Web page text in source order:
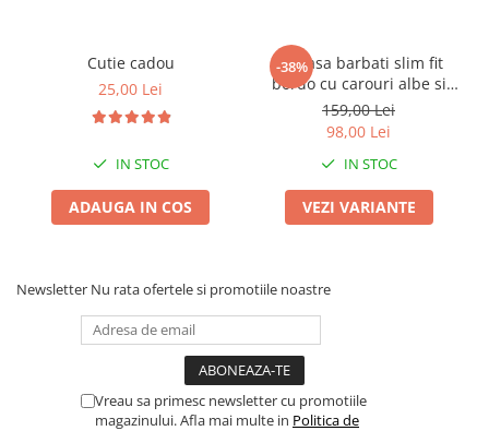
Cutie cadou
25,00 Lei
IN STOC
ADAUGA IN COS
-38%
Camasa barbati slim fit
bordo cu carouri albe si
bleumarin
159,00 Lei
98,00 Lei
IN STOC
VEZI VARIANTE
Newsletter Nu rata ofertele si promotiile noastre
Vreau sa primesc newsletter cu promotiile
magazinului. Afla mai multe in Politica de